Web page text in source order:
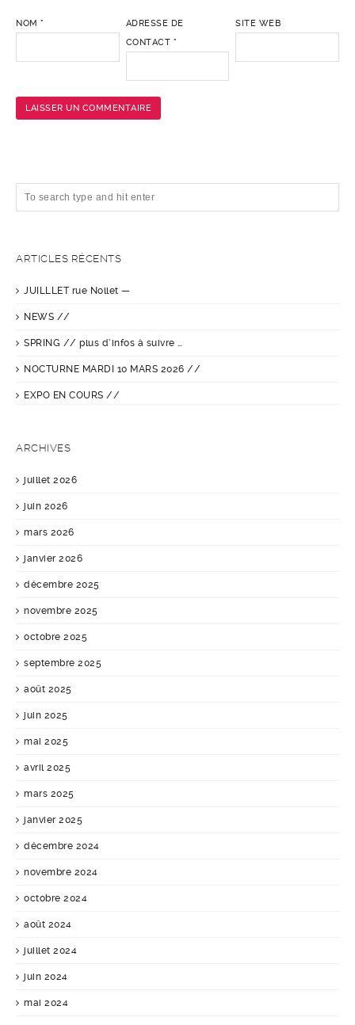
NOM *
ADRESSE DE
CONTACT *
SITE WEB
ARTICLES RÉCENTS
JUILLLET rue Nollet —
NEWS //
SPRING // plus d’infos à suivre …
NOCTURNE MARDI 10 MARS 2026 //
EXPO EN COURS //
ARCHIVES
juillet 2026
juin 2026
mars 2026
janvier 2026
décembre 2025
novembre 2025
octobre 2025
septembre 2025
août 2025
juin 2025
mai 2025
avril 2025
mars 2025
janvier 2025
décembre 2024
novembre 2024
octobre 2024
août 2024
juillet 2024
juin 2024
mai 2024